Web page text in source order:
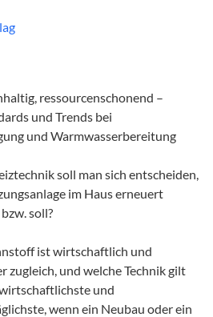
ressourcenschonend –
und Trends bei
und Warmwasserbereitung
soll man sich entscheiden,
im Haus erneuert
soll?
ist wirtschaftlich und
zugleich, und welche Technik gilt
und
wenn ein Neubau oder ein